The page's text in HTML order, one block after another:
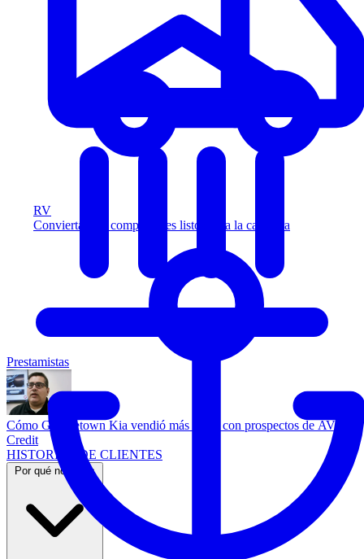
RV
Convierta más compradores listos para la carretera
Prestamistas
Cómo Georgetown Kia vendió más autos con prospectos de AVA
Credit
HISTORIAS DE CLIENTES
Por qué nosotros